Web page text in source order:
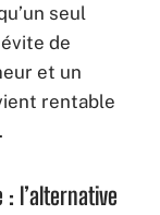
seul
de
et un
rentable
l’alternative